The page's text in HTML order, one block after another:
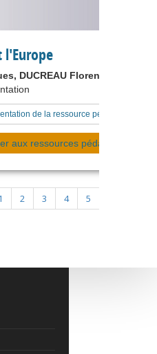
l'Europe
DUCREAU Florence
de la ressource pédagogique
aux ressources pédagogiques
2 3 4 5